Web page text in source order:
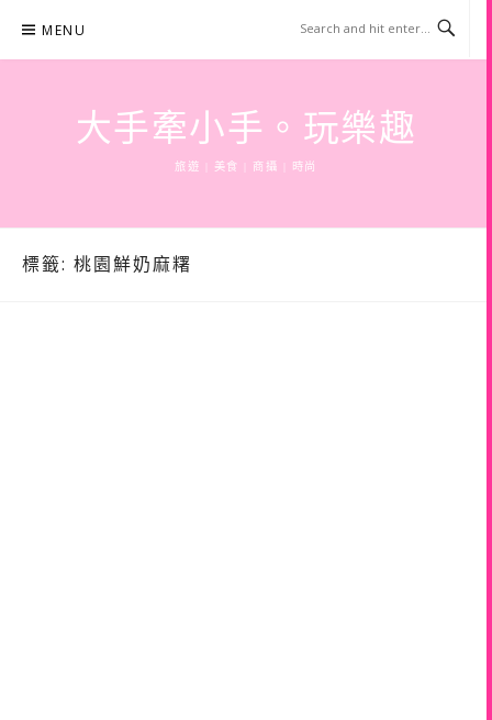
content
MENU
大手牽小手。玩樂趣
旅遊 | 美食 | 商攝 | 時尚
標籤: 桃園鮮奶麻糬